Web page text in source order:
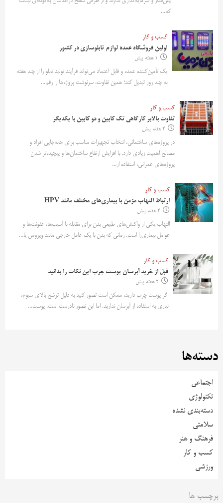
که...
کسب و کار
اولین فروشگاه عمده لوازم تابلوسازی در کشور
1 هفته پیش
یک تأمین‌کننده عمده و قابل اعتماد می‌تواند فرآیند تولید تابلو را از چند هفته
به چند روز تبدیل کند؛ همین تفاوت، سرنوشت پروژه‌ها را رقم...
کسب و کار
تفاوت بالابر کارگاهی تک کابین و دو کابین با یکدیگر
2 هفته پیش
در پروژه‌های ساختمانی، انتخاب تجهیزات مناسب برای جابه‌جایی افراد و
مصالح اهمیت زیادی دارد. با افزایش ارتفاع ساختمان‌ها و پیچیده‌تر شدن
پروژه‌های عمرانی، استفاده از...
کسب و کار
ارتباط التهاب مزمن با بیماری‌های مختلف مانند HPV
2 هفته پیش
التهاب یکی از واکنش‌های طبیعی بدن برای مقابله با آسیب‌ها، عفونت‌ها و
عوامل بیماری‌زا است. زمانی که بدن با یک عامل خارجی مانند ویروس یا...
کسب و کار
قبل از خرید آبرسان پوست چرب این نکات را بدانید
2 هفته پیش
اگر پوست چرب دارید، ممکن است تصور کنید به دلیل ترشح بالای سبوم،
نیازی به استفاده از آبرسان ندارید. اما این تصور نادرست است. پوست...
دسته‌ها
اجتماعی
تکنولوژی
دسته‌بندی نشده
سلامتی
فرهنگ و هنر
کسب و کار
ورزشی
برچسب ها